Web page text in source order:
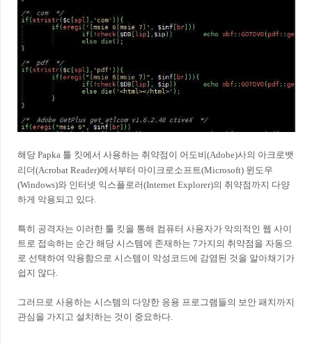
해 당 Papka 툴 킷에서 사용하는 취약점이 어도비(Adobe)사의 아크로뱃
리더(Acrobat Reader)에서부터 마이크로소프트(Microsoft) 윈도우
(Windows)와 인터넷 익스플로러(Internet Explorer)의 취약점까지 다양
하게 악용되고 있다.
특히 공격자는 이러한 툴 킷을 통해 컴퓨터 사용자가 악의적인 웹 사이
트로 접속하는 순간 해당 시스템에 존재하는 7가지의 취약점을 자동으
로 선택하여 악용함으로 시스템이 악성코드에 감염된 것을 알아채기가
쉽지 않다.
그러므로 사용하는 시스템의 다양한 응용 프로그램들의 보안 패치까지
관심을 가지고 설치하는 것이 중요하다.